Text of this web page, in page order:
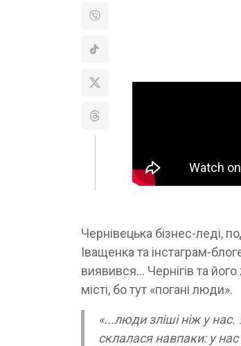
Чернівецька бізнес-леді,
Іващенка та інстаграм-
виявився… Чернігів та
місті, бо тут «погані люди».
«...люди зліші ніж у
склалася навпаки: у